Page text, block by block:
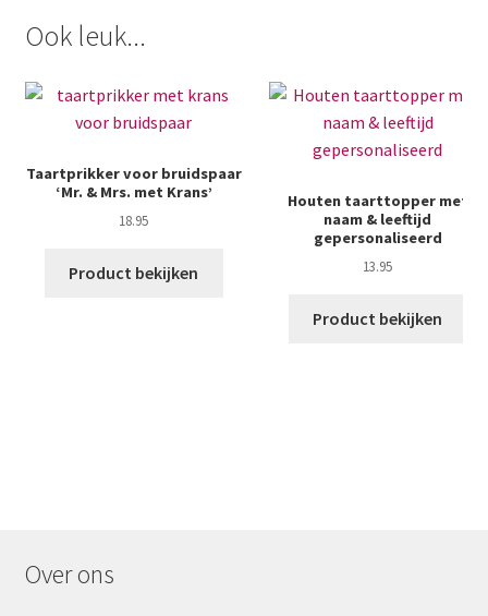
Ook leuk...
Taartprikker voor bruidspaar
‘Mr. & Mrs. met Krans’
18.95
Product bekijken
Houten taarttopper met
naam & leeftijd
gepersonaliseerd
13.95
Product bekijken
Over ons